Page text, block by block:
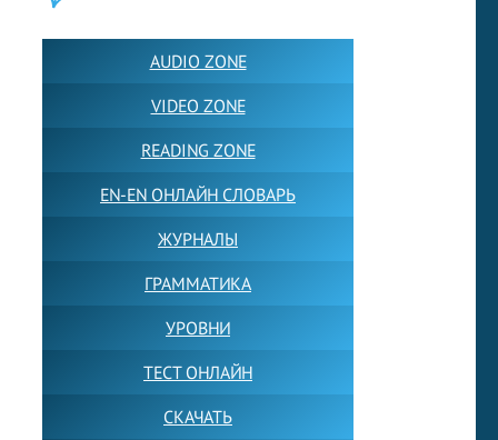
AUDIO ZONE
VIDEO ZONE
READING ZONE
EN-EN ОНЛАЙН СЛОВАРЬ
ЖУРНАЛЫ
ГРАММАТИКА
УРОВНИ
ТЕСТ ОНЛАЙН
СКАЧАТЬ